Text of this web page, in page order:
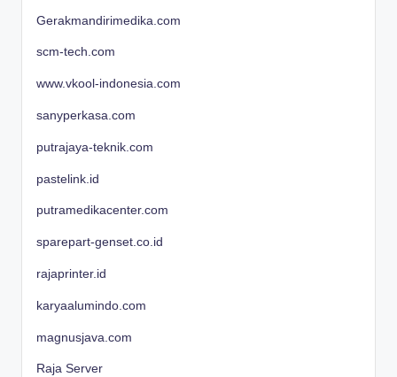
Gerakmandirimedika.com
scm-tech.com
www.vkool-indonesia.com
sanyperkasa.com
putrajaya-teknik.com
pastelink.id
putramedikacenter.com
sparepart-genset.co.id
rajaprinter.id
karyaalumindo.com
magnusjava.com
Raja Server